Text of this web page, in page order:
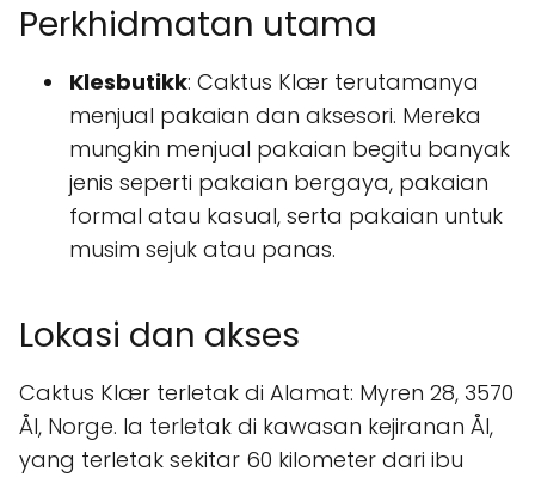
Perkhidmatan utama
Klesbutikk: Caktus Klær terutamanya
menjual pakaian dan aksesori. Mereka
mungkin menjual pakaian begitu banyak
jenis seperti pakaian bergaya, pakaian
formal atau kasual, serta pakaian untuk
musim sejuk atau panas.
Lokasi dan akses
Caktus Klær terletak di Alamat: Myren 28, 3570
Ål, Norge. Ia terletak di kawasan kejiranan Ål,
yang terletak sekitar 60 kilometer dari ibu